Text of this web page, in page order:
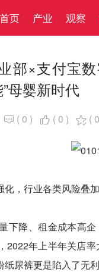
首页 产业 观察
部×支付宝
母婴新时代
 (0 )  (0 )  (0
，行业各类风险叠
下降、租金成本高
2022年上半年关店
尿裤更是陷入了无